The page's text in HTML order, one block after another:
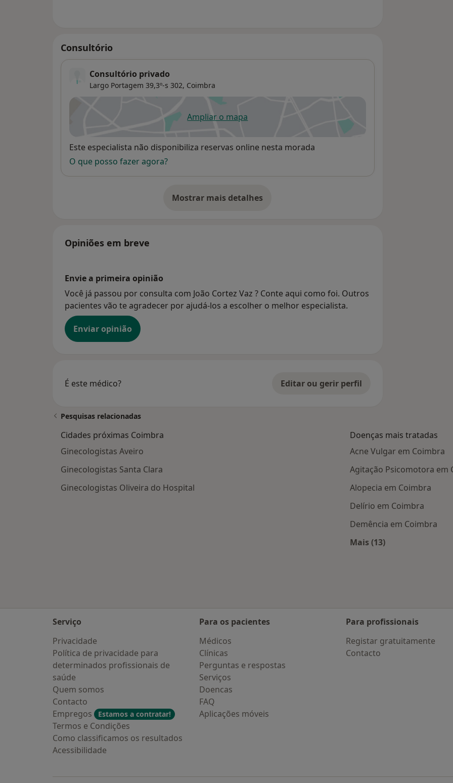
Consultório
Consultório privado
Largo Portagem 39,3º-s 302, Coimbra
Ampliar o mapaabre num novo separador
Disponibilidade
Este especialista não disponibiliza reservas online nesta morada
O que posso fazer agora?
Mostrar mais detalhes
sobre o endereço
Opiniões em breve
Envie a primeira opinião
Você já passou por consulta com João Cortez Vaz ? Conte aqui como foi. Outros
pacientes vão te agradecer por ajudá-los a escolher o melhor especialista.
Enviar opinião
É este médico? Editar ou gerir perfil
Pesquisas relacionadas
Cidades próximas Coimbra
Ginecologistas Aveiro
Ginecologistas Santa Clara
Ginecologistas Oliveira do Hospital
Doenças mais tratadas
Acne Vulgar em Coimbra
Agitação Psicomotora em
Alopecia em Coimbra
Delírio em Coimbra
Demência em Coimbra
Mais (13)
Serviço
Privacidade
Política de privacidade para
determinados profissionais de
saúde
Quem somos
Contacto
Empregos
Estamos a contratar!
Termos e Condições
Como classificamos os resultados
Acessibilidade
Para os pacientes
Médicos
Clínicas
Perguntas e respostas
Serviços
Doencas
FAQ
Aplicações móveis
Para profissionais
Registar gratuitamente
Contacto